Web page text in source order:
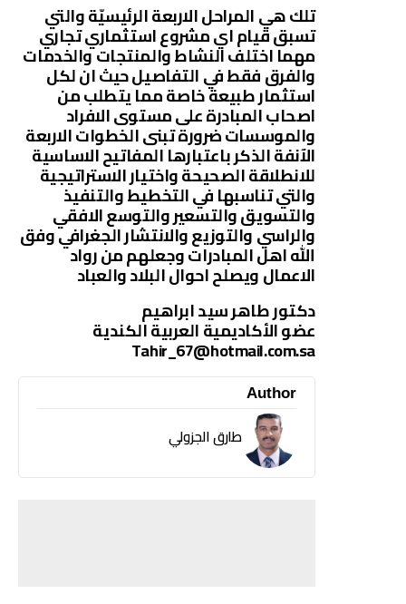
تلك هي المراحل الاربعة الرئيسيّة والتي
تسبق قيام اي مشروع استثماري تجاري
مهما اختلف النشاط والمنتجات والخدمات
والفرق فقط في التفاصيل حيث ان لكل
استثمار طبيعة خاصة مما يتطلب من
اصحاب المبادرة على مستوى الافراد
والموسسات ضرورة تبنى الخطوات الاربعة
الآنفة الذكر باعتبارها المفاتيح الاساسية
للانطلاقة الصحيحة واختيار الاستراتيجية
والتي تناسبها في التخطيط والتنفيذ
والتسويق والتسعير والتوسع الافقي
والراسي والتوزيع والانتشار الجغرافي وفق
الله اهل المبادرات وجعلهم من رواد
الاعمال ويصلح احوال البلاد والعباد
دكتور طاهر سيد ابراهيم
عضو الأكاديمية العربية الكندية
Tahir_67@hotmail.com.sa
Author
طارق الجزولي